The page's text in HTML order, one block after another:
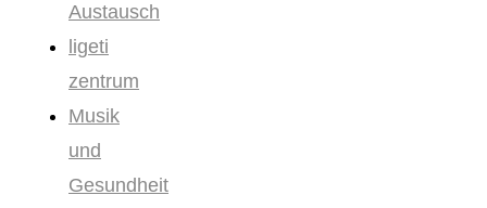
Austausch
ligeti
zentrum
Musik
und
Gesundheit